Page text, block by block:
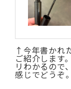
↑今年書かれ
ご紹介します
リわかるので
感じでどうぞ。